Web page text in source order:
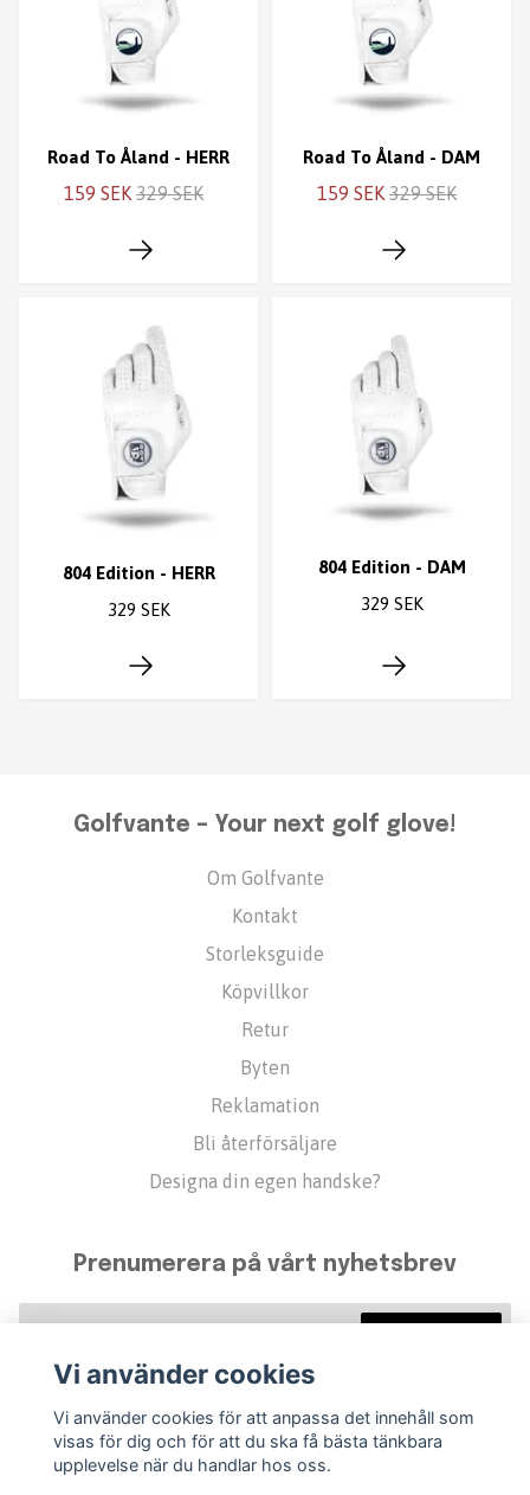
Road To Åland - HERR
159 SEK 329 SEK
Road To Åland - DAM
159 SEK 329 SEK
804 Edition - HERR
329 SEK
804 Edition - DAM
329 SEK
Golfvante – Your next golf glove!
Om Golfvante
Kontakt
Storleksguide
Köpvillkor
Retur
Byten
Reklamation
Bli återförsäljare
Designa din egen handske?
Prenumerera på vårt nyhetsbrev
Vi använder cookies
Vi använder cookies för att anpassa det innehåll som
visas för dig och för att du ska få bästa tänkbara
upplevelse när du handlar hos oss.